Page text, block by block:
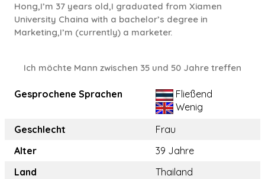
Hong,I’m 37 years old,I graduated from Xiamen
University Chaina with a bachelor’s degree in
Marketing,I’m (currently) a marketer.
Ich möchte Mann zwischen 35 und 50 Jahre treffen
Gesprochene Sprachen
Fließend
Wenig
Geschlecht
Frau
Alter
39 Jahre
Land
Thailand